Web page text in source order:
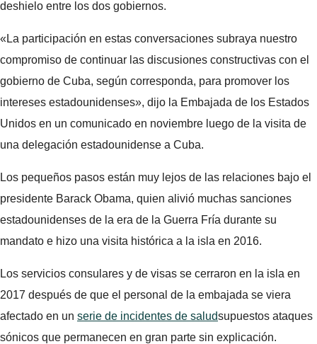
deshielo entre los dos gobiernos.
«La participación en estas conversaciones subraya nuestro
compromiso de continuar las discusiones constructivas con el
gobierno de Cuba, según corresponda, para promover los
intereses estadounidenses», dijo la Embajada de los Estados
Unidos en un comunicado en noviembre luego de la visita de
una delegación estadounidense a Cuba.
Los pequeños pasos están muy lejos de las relaciones bajo el
presidente Barack Obama, quien alivió muchas sanciones
estadounidenses de la era de la Guerra Fría durante su
mandato e hizo una visita histórica a la isla en 2016.
Los servicios consulares y de visas se cerraron en la isla en
2017 después de que el personal de la embajada se viera
afectado en un serie de incidentes de saludsupuestos ataques
sónicos que permanecen en gran parte sin explicación.